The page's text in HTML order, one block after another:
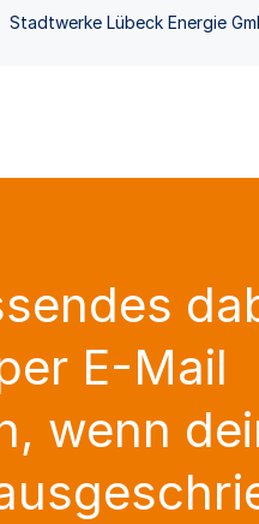
Stadtwerke Lübeck Energie
E-Mail
wenn